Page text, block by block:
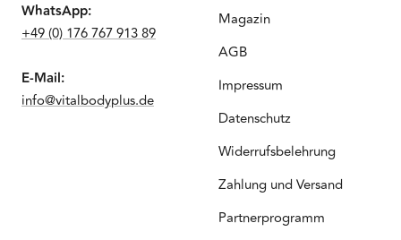
WhatsApp:
+49 (0) 176 767 913 89
E-Mail:
info@vitalbodyplus.de
Magazin
AGB
Impressum
Datenschutz
Widerrufsbelehrung
Zahlung und Versand
Partnerprogramm